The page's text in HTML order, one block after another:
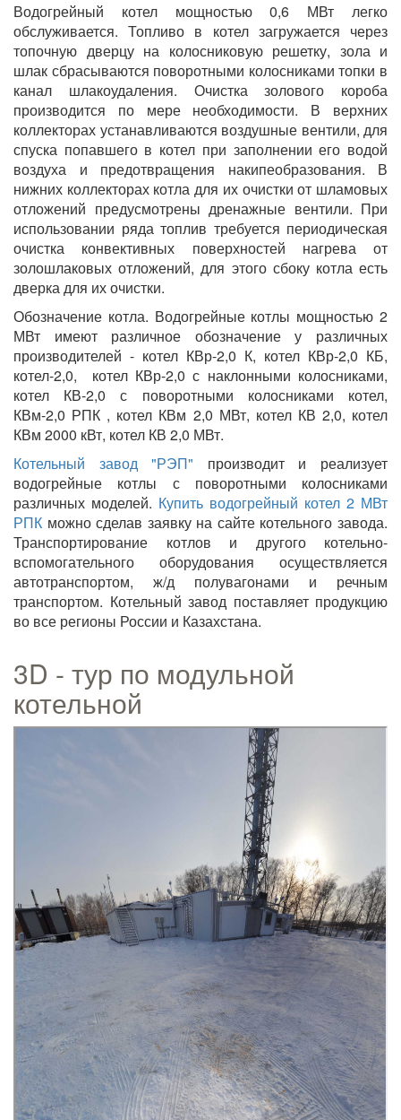
Водогрейный котел мощностью 0,6 МВт легко
обслуживается. Топливо в котел загружается через
топочную дверцу на колосниковую решетку, зола и
шлак сбрасываются поворотными колосниками топки в
канал шлакоудаления. Очистка золового короба
производится по мере необходимости. В верхних
коллекторах устанавливаются воздушные вентили, для
спуска попавшего в котел при заполнении его водой
воздуха и предотвращения накипеобразования. В
нижних коллекторах котла для их очистки от шламовых
отложений предусмотрены дренажные вентили. При
использовании ряда топлив требуется периодическая
очистка конвективных поверхностей нагрева от
золошлаковых отложений, для этого сбоку котла есть
дверка для их очистки.
Обозначение котла. Водогрейные котлы мощностью 2
МВт имеют различное обозначение у различных
производителей - котел КВр-2,0 К, котел КВр-2,0 КБ,
котел-2,0, котел КВр-2,0 с наклонными колосниками,
котел КВ-2,0 с поворотными колосниками котел,
КВм-2,0 РПК , котел КВм 2,0 МВт, котел КВ 2,0, котел
КВм 2000 кВт, котел КВ 2,0 МВт.
Котельный завод "РЭП" производит и реализует
водогрейные котлы с поворотными колосниками
различных моделей. Купить водогрейный котел 2 МВт
РПК можно сделав заявку на сайте котельного завода.
Транспортирование котлов и другого котельно-
вспомогательного оборудования осуществляется
автотранспортом, ж/д полувагонами и речным
транспортом. Котельный завод поставляет продукцию
во все регионы России и Казахстана.
3D - тур по модульной
котельной